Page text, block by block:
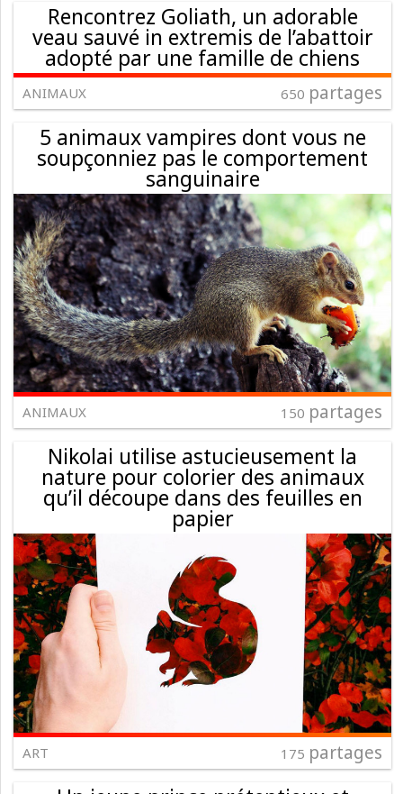
Rencontrez Goliath, un adorable
veau sauvé in extremis de l’abattoir
adopté par une famille de chiens
ANIMAUX 650 partages
5 animaux vampires dont vous ne
soupçonniez pas le comportement
sanguinaire
ANIMAUX 150 partages
Nikolai utilise astucieusement la
nature pour colorier des animaux
qu’il découpe dans des feuilles en
papier
ART 175 partages